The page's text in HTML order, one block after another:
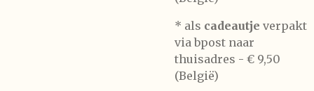
* als cadeautje verpakt
via bpost naar
thuisadres - € 9,50
(België)